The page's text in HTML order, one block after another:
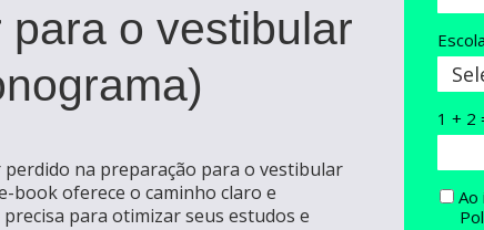
para o vestibular
perdido na preparação para o vestibular
book oferece o caminho claro e
para otimizar seus estudos e
1 + 2
Ao